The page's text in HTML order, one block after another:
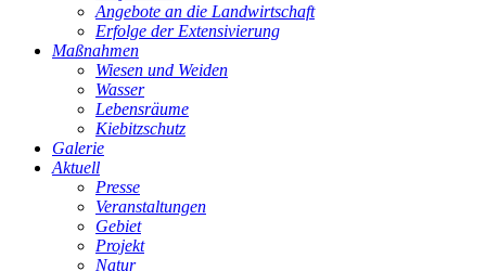
Angebote an die Landwirtschaft
Erfolge der Extensivierung
Maßnahmen
Wiesen und Weiden
Wasser
Lebensräume
Kiebitzschutz
Galerie
Aktuell
Presse
Veranstaltungen
Gebiet
Projekt
Natur